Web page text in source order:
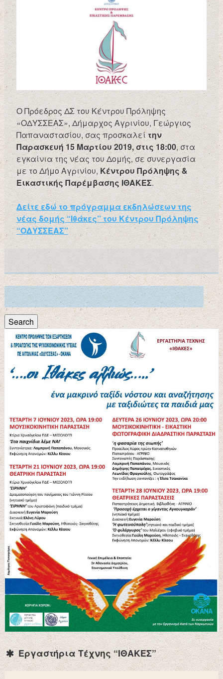
Ο Πρόεδρος ΔΣ του Κέντρου Πρόληψης
«ΟΔΥΣΣΕΑΣ», Δήμαρχος Αγρινίου, Γεώργιος
Παπαναστασίου, σας προσκαλείτην
Παρασκευή 15 Μαρτίου 2019, στις 18:00, στα
εγκαίνια της νέας του Δομής, σε συνεργασία
με το Δήμο Αγρινίου, Κέντρου Πρόληψης &
Εικαστικής Παρέμβασης ΙΘΑΚΕΣ.
Δείτε εδώ το πρόγραμμα εκδηλώσεων της
νέας δομής “Ιθάκες” του Κέντρου Πρόληψης
“ΟΔΥΣΣΕΑΣ”
Search
for:
Search
Εργαστήρια Τέχνης “ΙΘΑΚΕΣ”